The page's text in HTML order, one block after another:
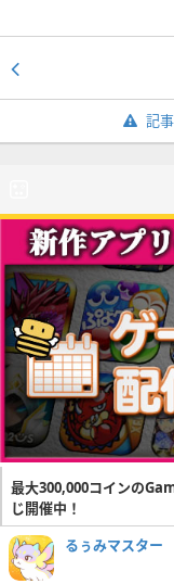
記
最大300,000コインの
じ開催中！
るぅみマスター